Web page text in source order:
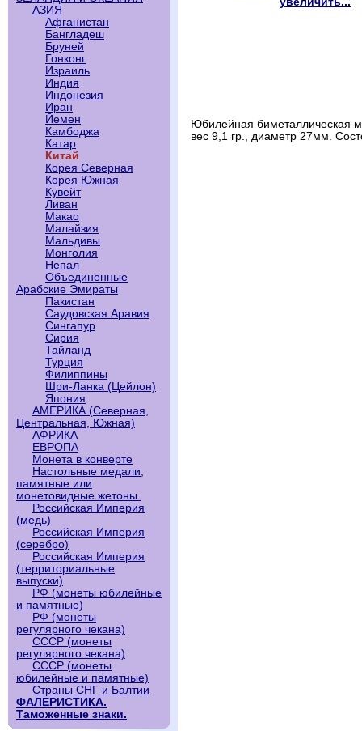
АЗИЯ
Афганистан
Бангладеш
Бруней
Гонконг
Израиль
Индия
Индонезия
Иран
Йемен
Камбоджа
Катар
Китай
Корея Северная
Корея Южная
Кувейт
Ливан
Макао
Малайзия
Мальдивы
Монголия
Непал
Объединенные
Арабские Эмираты
Пакистан
Саудовская Аравия
Сингапур
Сирия
Тайланд
Турция
Филиппины
Шри-Ланка (Цейлон)
Япония
АМЕРИКА (Северная,
Центральная, Южная)
АФРИКА
ЕВРОПА
Монета в конверте
Настольные медали,
памятные или
монетовидные жетоны.
Российская Империя
(медь)
Российская Империя
(серебро)
Российская Империя
(территориальные
выпуски)
РФ (монеты юбилейные
и памятные)
РФ (монеты
регулярного чекана)
СССР (монеты
регулярного чекана)
СССР (монеты
юбилейные и памятные)
Страны СНГ и Балтии
ФАЛЕРИСТИКА.
Таможенные знаки.
Юбилейная биметаллическая
вес 9,1 гр., диаметр 27мм.